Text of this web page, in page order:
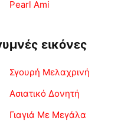
Pearl Ami
εικόνες
Σγουρή Μελαχρινή
Ασιατικό Δονητή
Γιαγιά Με Μεγάλα